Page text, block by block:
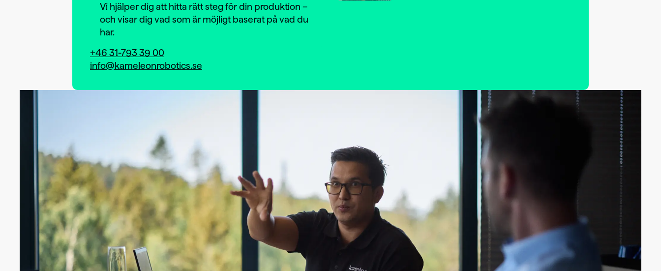
Vi hjälper dig att hitta rätt steg för din produktion –
och visar dig vad som är möjligt baserat på vad du
har.
+46 31-793 39 00
info@kameleonrobotics.se